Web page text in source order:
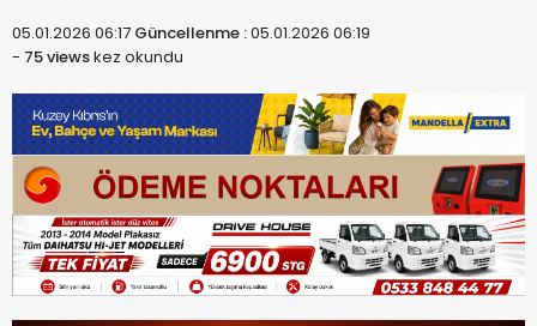
05.01.2026 06:17 Güncellenme :05.01.2026 06:19
- 75 viewskez okundu